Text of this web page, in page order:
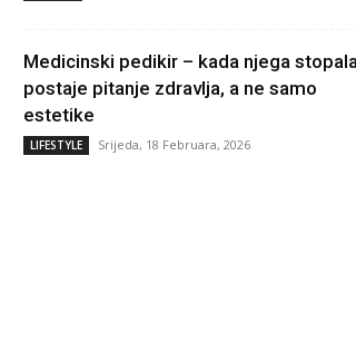
Medicinski pedikir – kada njega
postaje pitanje zdravlja, a ne samo
estetike
LIFESTYLE Srijeda, 18 Februara, 2026